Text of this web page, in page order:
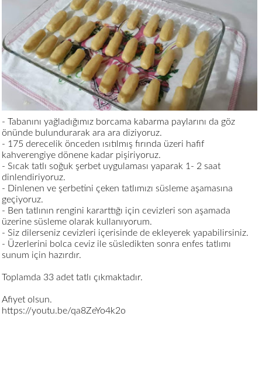
- Tabanını yağladığımız borcama kabarma paylarını da göz
önünde bulundurarak ara ara diziyoruz.
- 175 derecelik önceden ısıtılmış fırında üzeri hafif
kahverengiye dönene kadar pişiriyoruz.
- Sıcak tatlı soğuk şerbet uygulaması yaparak 1- 2 saat
dinlendiriyoruz.
- Dinlenen ve şerbetini çeken tatlımızı süsleme aşamasına
geçiyoruz.
- Ben tatlının rengini kararttığı için cevizleri son aşamada
üzerine süsleme olarak kullanıyorum.
- Siz dilerseniz cevizleri içerisinde de ekleyerek yapabilirsiniz.
- Üzerlerini bolca ceviz ile süsledikten sonra enfes tatlımı
sunum için hazırdır.
Toplamda 33 adet tatlı çıkmaktadır.
Afiyet olsun.
https://youtu.be/qa8ZeYo4k2o